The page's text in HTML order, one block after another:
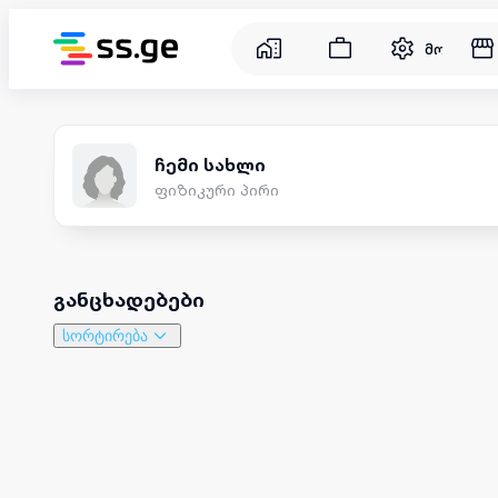
ჩემი სახლი
ფიზიკური პირი
განცხადებები
სორტირება